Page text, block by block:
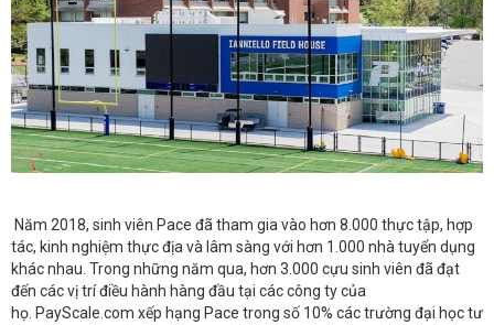
Năm 2018, sinh viên Pace đã tham gia vào hơn 8.000 thực tập, hợp
tác, kinh nghiệm thực địa và lâm sàng với hơn 1.000 nhà tuyển dụng
khác nhau. Trong những năm qua, hơn 3.000 cựu sinh viên đã đạt
đến các vị trí điều hành hàng đầu tại các công ty của
họ. PayScale.com xếp hạng Pace trong số 10% các trường đại học tư